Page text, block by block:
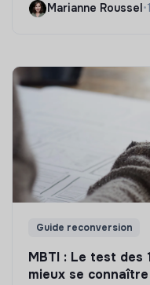
Marianne Roussel •
Guide reconversion
MBTI : Le test des
mieux se connaître